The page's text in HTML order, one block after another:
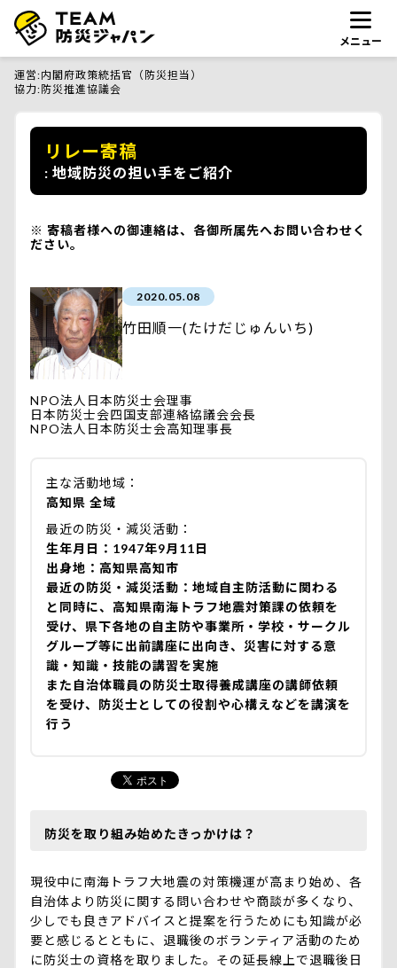
メニュー
運営 内閣府政策統括官（防災担当）
協力 防災推進協議会
リレー寄稿
地域防災の担い手をご紹介
寄稿者様への御連絡は、各御所属先へお問い合わせく
ださい。
2020.05.08
竹田順一(たけだじゅんいち)
NPO法人日本防災士会理事
日本防災士会四国支部連絡協議会会長
NPO法人日本防災士会高知理事長
主な活動地域
高知県 全域
最近の防災・減災活動
生年月日：1947年9月11日
出身地：高知県高知市
最近の防災・減災活動：地域自主防活動に関わる
と同時に、高知県南海トラフ地震対策課の依頼を
受け、県下各地の自主防や事業所・学校・サークル
グループ等に出前講座に出向き、災害に対する意
識・知識・技能の講習を実施
また自治体職員の防災士取得養成講座の講師依頼
を受け、防災士としての役割や心構えなどを講演を
行う
防災を取り組み始めたきっかけは？
現役中に南海トラフ大地震の対策機運が高まり始め、各
自治体より防災に関する問い合わせや商談が多くなり、
少しでも良きアドバイスと提案を行うためにも知識が必
要と感じるとともに、退職後のボランティア活動のため
に防災士の資格を取りました。その延長線上で退職後日